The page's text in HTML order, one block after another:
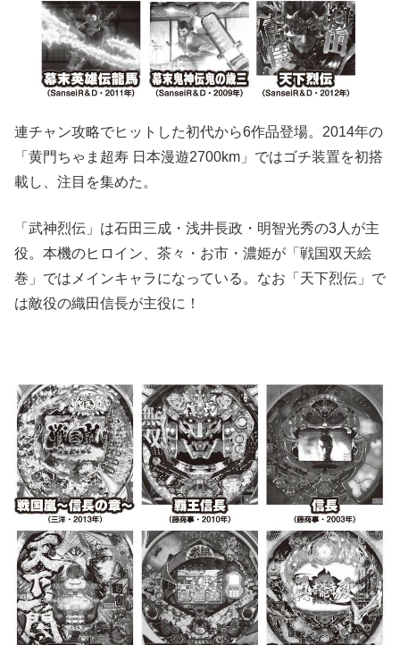
連チャン攻略でヒットした初代から6作品登場。2014年の
「黄門ちゃま超寿 日本漫遊2700km」ではゴチ装置を初搭
載し、注目を集めた。
「武神烈伝」は石田三成・浅井長政・明智光秀の3人が主
役。本機のヒロイン、茶々・お市・濃姫が「戦国双天絵
巻」ではメインキャラになっている。なお「天下烈伝」で
は敵役の織田信長が主役に！